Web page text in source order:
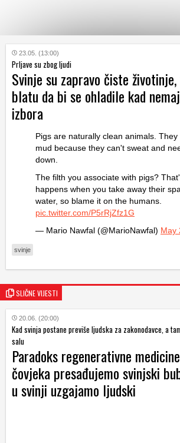
KATEGORIJE
HRVATSKI
WEB
23.05. (13:00)
Prljave su zbog ljudi
Svinje su zapravo čiste
blatu da bi se ohladile kad
izbora
Pigs are naturally clean animals. They
mud because they can't sweat and
down.
The filth you associate with pigs?
happens when you take away their
water, so blame it on the humans.
pic.twitter.com/P5rRjZfz1G
— Mario Nawfal (@MarioNawfal) May
svinje
SLIČNE VIJESTI
20.06. (20:00)
Kad svinja postane previše ljudska za zakonodavce, a
salu
Paradoks regenerativne
čovjeka presađujemo svinjski
u svinji uzgajamo ljudski